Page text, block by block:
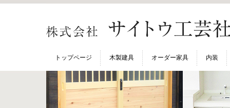
トップページ 木製建具 オーダー家具 内装